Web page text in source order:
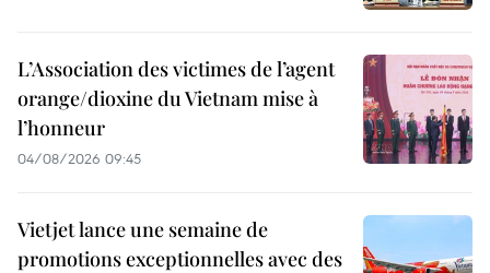
L’Association des victimes de l’agent
orange/dioxine du Vietnam mise à
l’honneur
04/08/2026 09:45
Vietjet lance une semaine de
promotions exceptionnelles avec des